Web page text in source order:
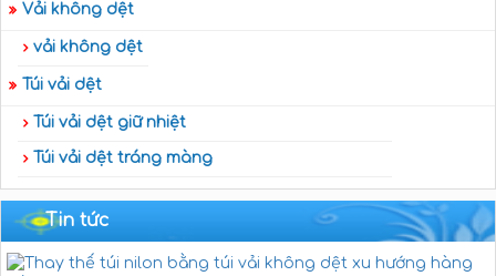
Vải không dệt
vải không dệt
Túi vải dệt
Túi vải dệt giữ nhiệt
Túi vải dệt tráng màng
Tin tức